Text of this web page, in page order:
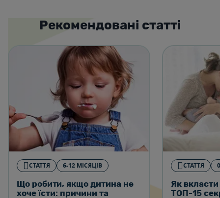
Рекомендовані статті
СТАТТЯ 6-12 МІСЯЦІВ
Що робити, якщо дитина не
хоче їсти: причини та
СТАТТЯ
Як
ТОП-15